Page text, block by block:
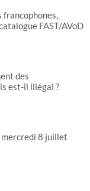
francophones,
FAST/AVoD
des
est-il illégal ?
mercredi 8 juillet